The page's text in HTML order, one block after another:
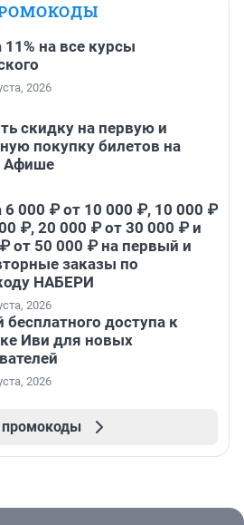
на все курсы
2026
скидку на первую и
покупку билетов на
Афише
6 000 ₽ от 10 000 ₽, 10 000 ₽
₽, 20 000 ₽ от 30 000 ₽ и
от 50 000 ₽ на первый и
заказы по
НАБЕРИ
2026
бесплатного доступа к
Иви для новых
2026
промокоды